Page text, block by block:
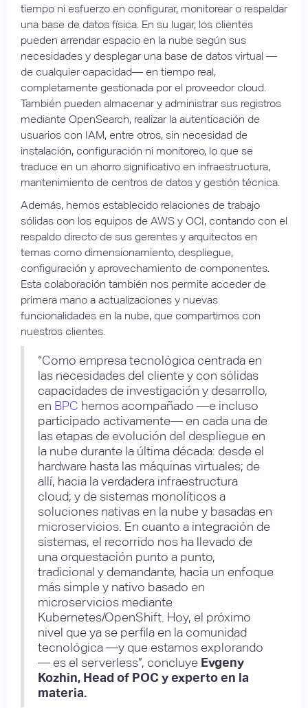
tiempo ni esfuerzo en configurar, monitorear o respaldar
una base de datos física. En su lugar, los clientes
pueden arrendar espacio en la nube según sus
necesidades y desplegar una base de datos virtual —
de cualquier capacidad— en tiempo real,
completamente gestionada por el proveedor cloud.
También pueden almacenar y administrar sus registros
mediante OpenSearch, realizar la autenticación de
usuarios con IAM, entre otros, sin necesidad de
instalación, configuración ni monitoreo, lo que se
traduce en un ahorro significativo en infraestructura,
mantenimiento de centros de datos y gestión técnica.
Además, hemos establecido relaciones de trabajo
sólidas con los equipos de AWS y OCI, contando con el
respaldo directo de sus gerentes y arquitectos en
temas como dimensionamiento, despliegue,
configuración y aprovechamiento de componentes.
Esta colaboración también nos permite acceder de
primera mano a actualizaciones y nuevas
funcionalidades en la nube, que compartimos con
nuestros clientes.
“Como empresa tecnológica centrada en
las necesidades del cliente y con sólidas
capacidades de investigación y desarrollo,
en BPC hemos acompañado —e incluso
participado activamente— en cada una de
las etapas de evolución del despliegue en
la nube durante la última década: desde el
hardware hasta las máquinas virtuales; de
allí, hacia la verdadera infraestructura
cloud; y de sistemas monolíticos a
soluciones nativas en la nube y basadas en
microservicios. En cuanto a integración de
sistemas, el recorrido nos ha llevado de
una orquestación punto a punto,
tradicional y demandante, hacia un enfoque
más simple y nativo basado en
microservicios mediante
Kubernetes/OpenShift. Hoy, el próximo
nivel que ya se perfila en la comunidad
tecnológica —y que estamos explorando
— es el serverless”, concluye Evgeny
Kozhin, Head of POC y experto en la
materia.